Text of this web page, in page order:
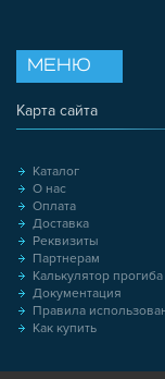
МЕНЮ
Карта сайта
Каталог
О нас
Оплата
Доставка
Реквизиты
Партнерам
Калькулятор
Документация
Правила
Как купить